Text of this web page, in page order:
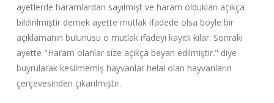
ayetlerde haramlardan sayılmışt ve haram oldukları açıkça
bildirilmiştir demek ayette mutlak ifadede olsa böyle bir
açıklamanın bulunusu o mutlak ifadeyi kayıtlı kılar. Sonraki
ayette "Haram olanlar size açıkça beyan edilmiştir." diye
buyrularak kesilmemiş hayvanlar helal olan hayvanların
çerçevesinden çıkarılmıştır.